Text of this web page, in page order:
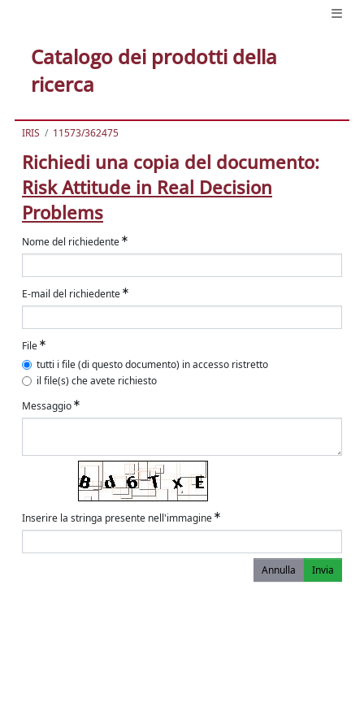
Catalogo dei prodotti della
ricerca
IRIS 11573/362475
Richiedi una copia del documento:
Risk Attitude in Real Decision
Problems
Nome del richiedente
E-mail del richiedente
File
tutti i file (di questo documento) in accesso ristretto
il file(s) che avete richiesto
Messaggio
Inserire la stringa presente nell'immagine
Annulla Invia